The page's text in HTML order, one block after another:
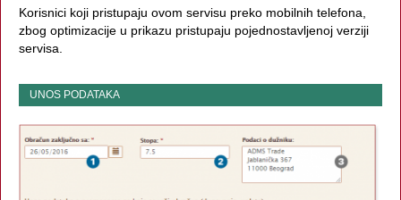
Korisnici koji pristupaju ovom servisu preko mobilnih telefona,
zbog optimizacije u prikazu pristupaju pojednostavljenoj verziji
servisa.
UNOS PODATAKA